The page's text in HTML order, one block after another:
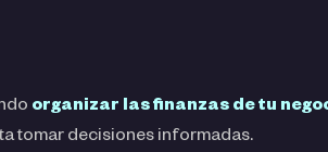
organizar las finanzas de tu
tomar decisiones informadas.